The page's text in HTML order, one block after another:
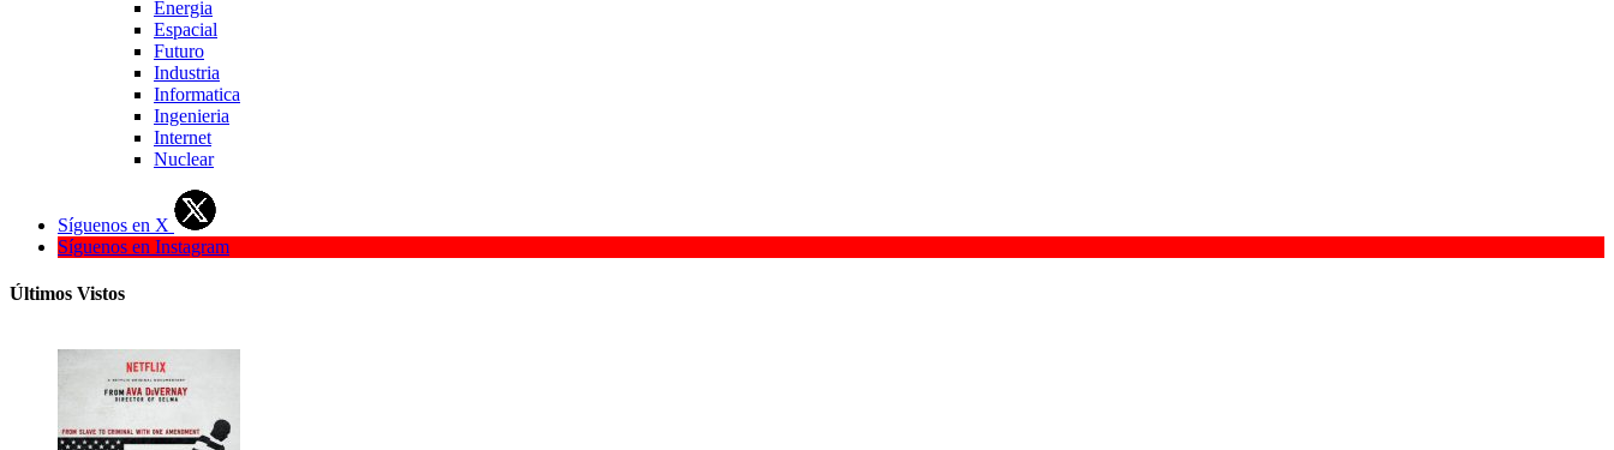
Energia
Espacial
Futuro
Industria
Informatica
Ingenieria
Internet
Nuclear
Síguenos en X
Síguenos en Instagram
Últimos Vistos